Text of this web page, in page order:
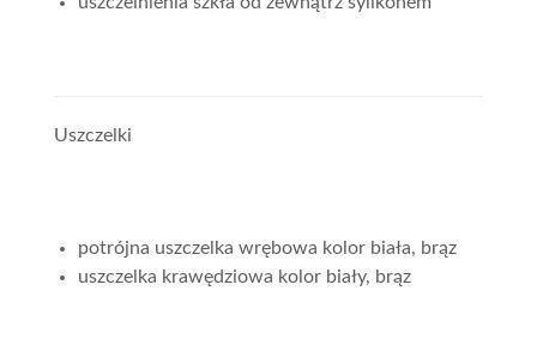
Uszczelki
potrójna uszczelka wrębowa kolor biała, brąz
uszczelka krawędziowa kolor biały, brąz